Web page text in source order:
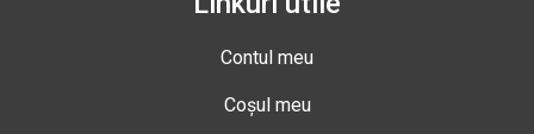
Contul meu
Coșul meu